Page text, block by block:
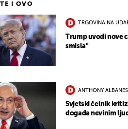
I OVO
TRGOVINA NA
Trump uvodi nove
smisla"
ANTHONY
Svjetski čelnik
događa nevinim